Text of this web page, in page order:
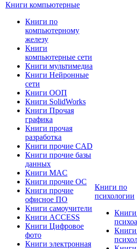
Книги компьютерные
Книги по
компьютерному
железу
Книги
компьютерные сети
Книги мультимедиа
Книги Нейронные
сети
Книги ООП
Книги SolidWorks
Книги Прочая
графика
Книги прочая
разработка
Книги прочие CAD
Книги прочие базы
данных
Книги MAC
Книги прочие ОС
Книги прочие
офисное ПО
Книги самоучители
Книги ACCESS
Книги Цифровое
фото
Книги электронная
Книги по
психологии